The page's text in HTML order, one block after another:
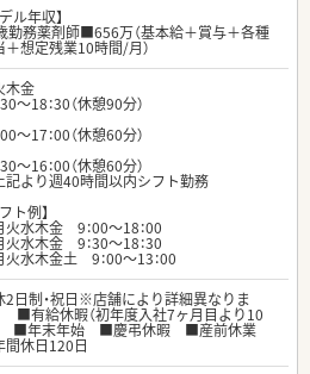
ル年収】
勤務薬剤師■656万（基本給＋賞与＋各種
＋想定残業10時間/月）
木金
～18：30（休憩90分）
～17：00（休憩60分）
～16：00（休憩60分）
より週40時間以内シフト勤務
ト例】
水木金 9：00～18：00
水木金 9：30～18：30
水木金土 9：00～13：00
2日制・祝日※店舗により詳細異なりま
■有給休暇（初年度入社7ヶ月目より10
■年末年始 ■慶弔休暇 ■産前休業
休日120日